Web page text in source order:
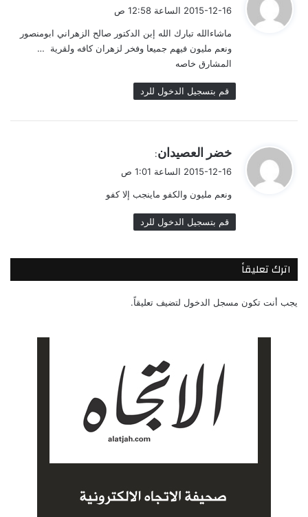
ق
ل
2015-12-16 الساعة 12:58 ص
ماشاءالله تبارك الله إبن الدكتور صالح الزهراني ابومنصور
ونعم مليون فيهم جميعا وفخر لزهران كافه ولقرية …
المشارق خاصه
قم بتسجيل الدخول للرد
ي
ق
ل
خضر العصيدان:
2015-12-16 الساعة 1:01 ص
ونعم مليون والكفو ماينجب إلا كفو
قم بتسجيل الدخول للرد
اترك تعليقاً
يجب أنت تكون مسجل الدخول لتضيف تعليقاً.